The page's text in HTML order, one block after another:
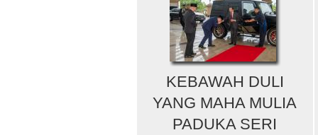
KEBAWAH DULI
YANG MAHA MULIA
PADUKA SERI